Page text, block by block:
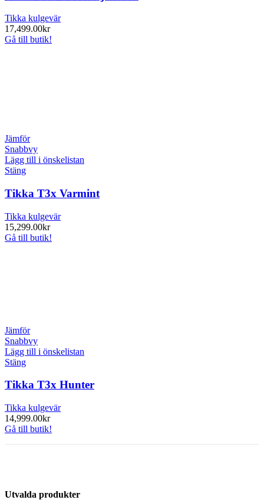
Tikka kulgevär
17,499.00kr
Gå till butik!
Jämför
Snabbvy
Lägg till i önskelistan
Stäng
Tikka T3x Varmint
Tikka kulgevär
15,299.00kr
Gå till butik!
Jämför
Snabbvy
Lägg till i önskelistan
Stäng
Tikka T3x Hunter
Tikka kulgevär
14,999.00kr
Gå till butik!
Utvalda produkter